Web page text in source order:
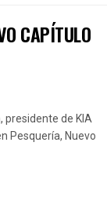
CAPÍTULO
presidente de KIA
Pesquería, Nuevo